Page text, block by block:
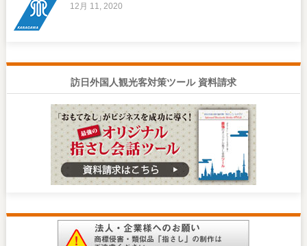
12月 11, 2020
訪日外国人観光客対策ツール 資料請求